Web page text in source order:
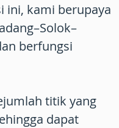
ini, kami berupaya
berfungsi
titik yang
dapat